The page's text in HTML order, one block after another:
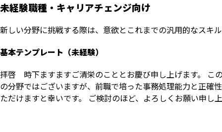
未経験職種・キャリアチェンジ向け
新しい分野に挑戦する際は、意欲とこれまでの汎用的なスキ
基本テンプレート（未経験）
拝啓 時下ますますご清栄のこととお慶び申し上げます。 こ
の分野ではございますが、前職で培った事務処理能力と正確
ただけますと幸いです。 ご検討のほど、よろしくお願い申